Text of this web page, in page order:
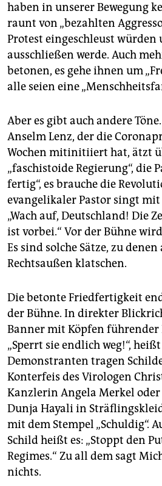
haben in unserer Bewegung
raunt von „bezahlten
Protest eingeschleust würden
ausschließen werde. Auch
betonen, es gehe ihnen um
alle seien eine
Aber es gibt auch andere
Anselm Lenz, der die
Wochen mitinitiiert hat, ätzt
„faschistoide Regierung“, die
fertig“, es brauche die
evangelikaler Pastor singt
„Wach auf, Deutschland! Die
ist vorbei.“ Vor der Bühne
Es sind solche Sätze, zu
Rechtsaußen klatschen.
Die betonte Friedfertigkeit
der Bühne. In direkter
Banner mit Köpfen
„Sperrt sie endlich weg!“,
Demonstranten tragen
Konterfeis des Virologen
Kanzlerin Angela Merkel
Dunja Hayali in
mit dem Stempel „Schuldig“.
Schild heißt es: „Stoppt den
Regimes.“ Zu all dem sagt
nichts.